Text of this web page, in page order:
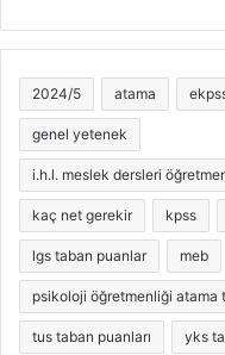
2024/5 atama
genel yetenek
i.h.l. meslek dersleri
kaç net gerekir kpss
lgs taban puanlar meb
psikoloji öğretmenliği atama
tus taban puanları yks